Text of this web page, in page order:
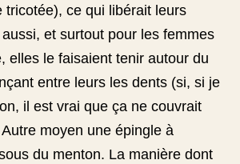
tricotée), ce qui libérait leurs
et surtout pour les femmes
elles le faisaient tenir autour du
entre leurs les dents (si, si je
il est vrai que ça ne couvrait
moyen une épingle à
du menton. La manière dont